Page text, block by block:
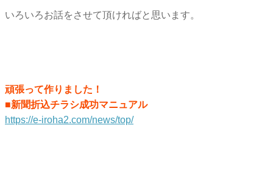
いろいろお話をさせて頂ければと思います。
頑張って作りました！
■新聞折込チラシ成功マニュアル
https://e-iroha2.com/news/top/